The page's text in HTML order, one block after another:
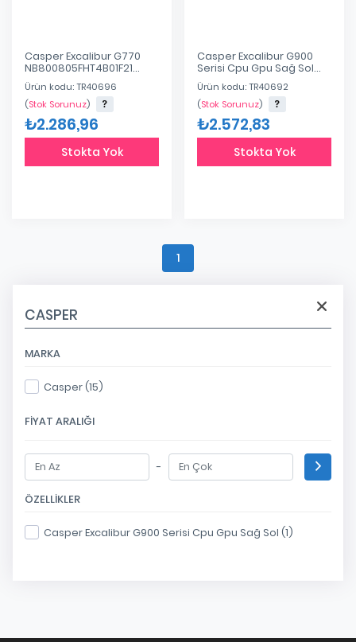
CASPER
MARKA
Casper (15)
FIYAT ARALIĞI
-
ÖZELLIKLER
Casper Excalibur G900 Serisi Cpu Gpu Sağ Sol (1)
Casper Excalibur G770
NB800805FHT4B01F21
Orjinal Sağ Sol Fan Takımı
Ürün kodu: TR40696
(Stok Sorunuz)
₺2.286,96
Stokta Yok
Casper Excalibur G900
Serisi Cpu Gpu Sağ Sol
Fan Takımı
Ürün kodu: TR40692
(Stok Sorunuz)
₺2.572,83
Stokta Yok
1